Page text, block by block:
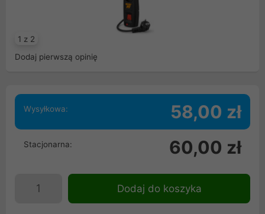
1 z 2
Dodaj pierwszą opinię
Wysyłkowa: 58,00 zł
Stacjonarna: 60,00 zł
Dodaj do koszyka